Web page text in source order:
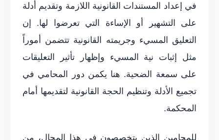
في إعداد المستندات القانونية اللازمة وتقديم أدلة
على التشهير أو الإساءة التي تعرضوا لها. إن
التعليق المسيء وجريمته القانونية تتضمن أموراً
مثل إثبات نية المسيء وإظهار تأثير التعليقات
على سمعة الضحية. هنا يكمن دور المحامي في
تجميع الأدلة وتنظيم الحجة القانونية لتقديمها أمام
المحكمة.
للمحامين الذين يتخصصون في هذا المجال، من